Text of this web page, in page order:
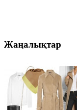
Жаңалықтар